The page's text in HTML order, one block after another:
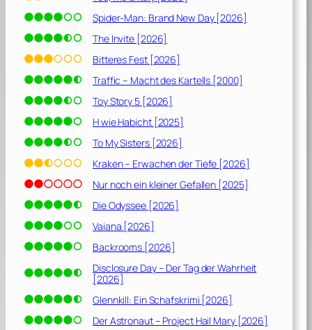
Spider-Man: Brand New Day [2026]
The Invite [2026]
Bitteres Fest [2026]
Traffic – Macht des Kartells [2000]
Toy Story 5 [2026]
H wie Habicht [2025]
To My Sisters [2026]
Kraken – Erwachen der Tiefe [2026]
Nur noch ein kleiner Gefallen [2025]
Die Odyssee [2026]
Vaiana [2026]
Backrooms [2026]
Disclosure Day – Der Tag der Wahrheit
[2026]
Glennkill: Ein Schafskrimi [2026]
Der Astronaut – Project Hail Mary [2026]